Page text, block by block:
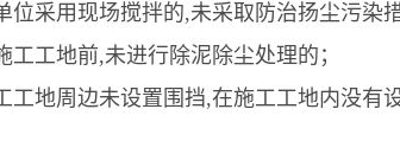
位采用现场搅拌的,未采取防治扬尘污染
工工地前,未进行除泥除尘处理的；
工地周边未设置围挡,在施工工地内没有